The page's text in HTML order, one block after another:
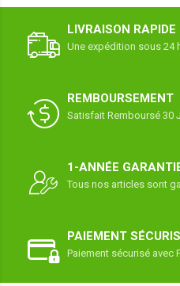
LIVRAISON RAPIDE
Une expédition sous 24
REMBOURSEMENT
Satisfait Remboursé 30
1-ANNÉE
Tous nos articles sont
PAIEMENT
Paiement sécurisé avec